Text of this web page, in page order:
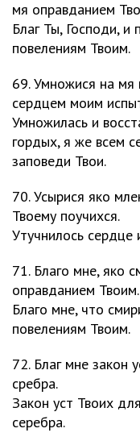
мя оправданием
Благ Ты, Господи, и
повелениям Твоим.
69. Умножися на мя
сердцем моим
Умножилась и
гордых, я же всем
заповеди Твои.
70. Усырися яко
Твоему поучихся.
Утучнилось сердце
71. Благо мне, яко
оправданием Твоим.
Благо мне, что
повелениям Твоим.
72. Благ мне закон
сребра.
Закон уст Твоих
серебра.